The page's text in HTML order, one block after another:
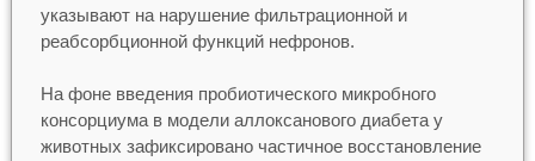
указывают на нарушение фильтрационной и
реабсорбционной функций нефронов.
На фоне введения пробиотического микробного
консорциума в модели аллоксанового диабета у
животных зафиксировано частичное восстановление